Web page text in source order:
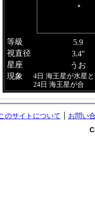
等級
5.9
視直径
3.4"
星座
うお
現象
4日 海王星が水星
24日 海王星が合
のサイトについて お問い